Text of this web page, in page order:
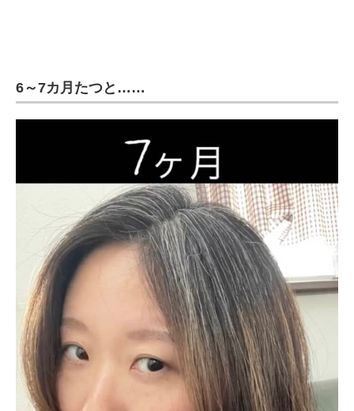
6～7カ月たつと……